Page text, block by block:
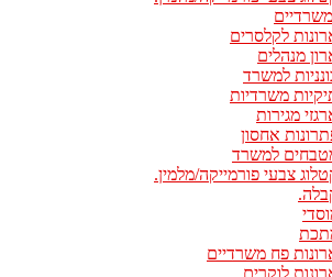
לקלסרים
מנהלים
למשרד
משרדיות
מגירות
אחסון
למשרד
צבעי פורמייקה/מלמין.
פח משרדיים
לוקרים